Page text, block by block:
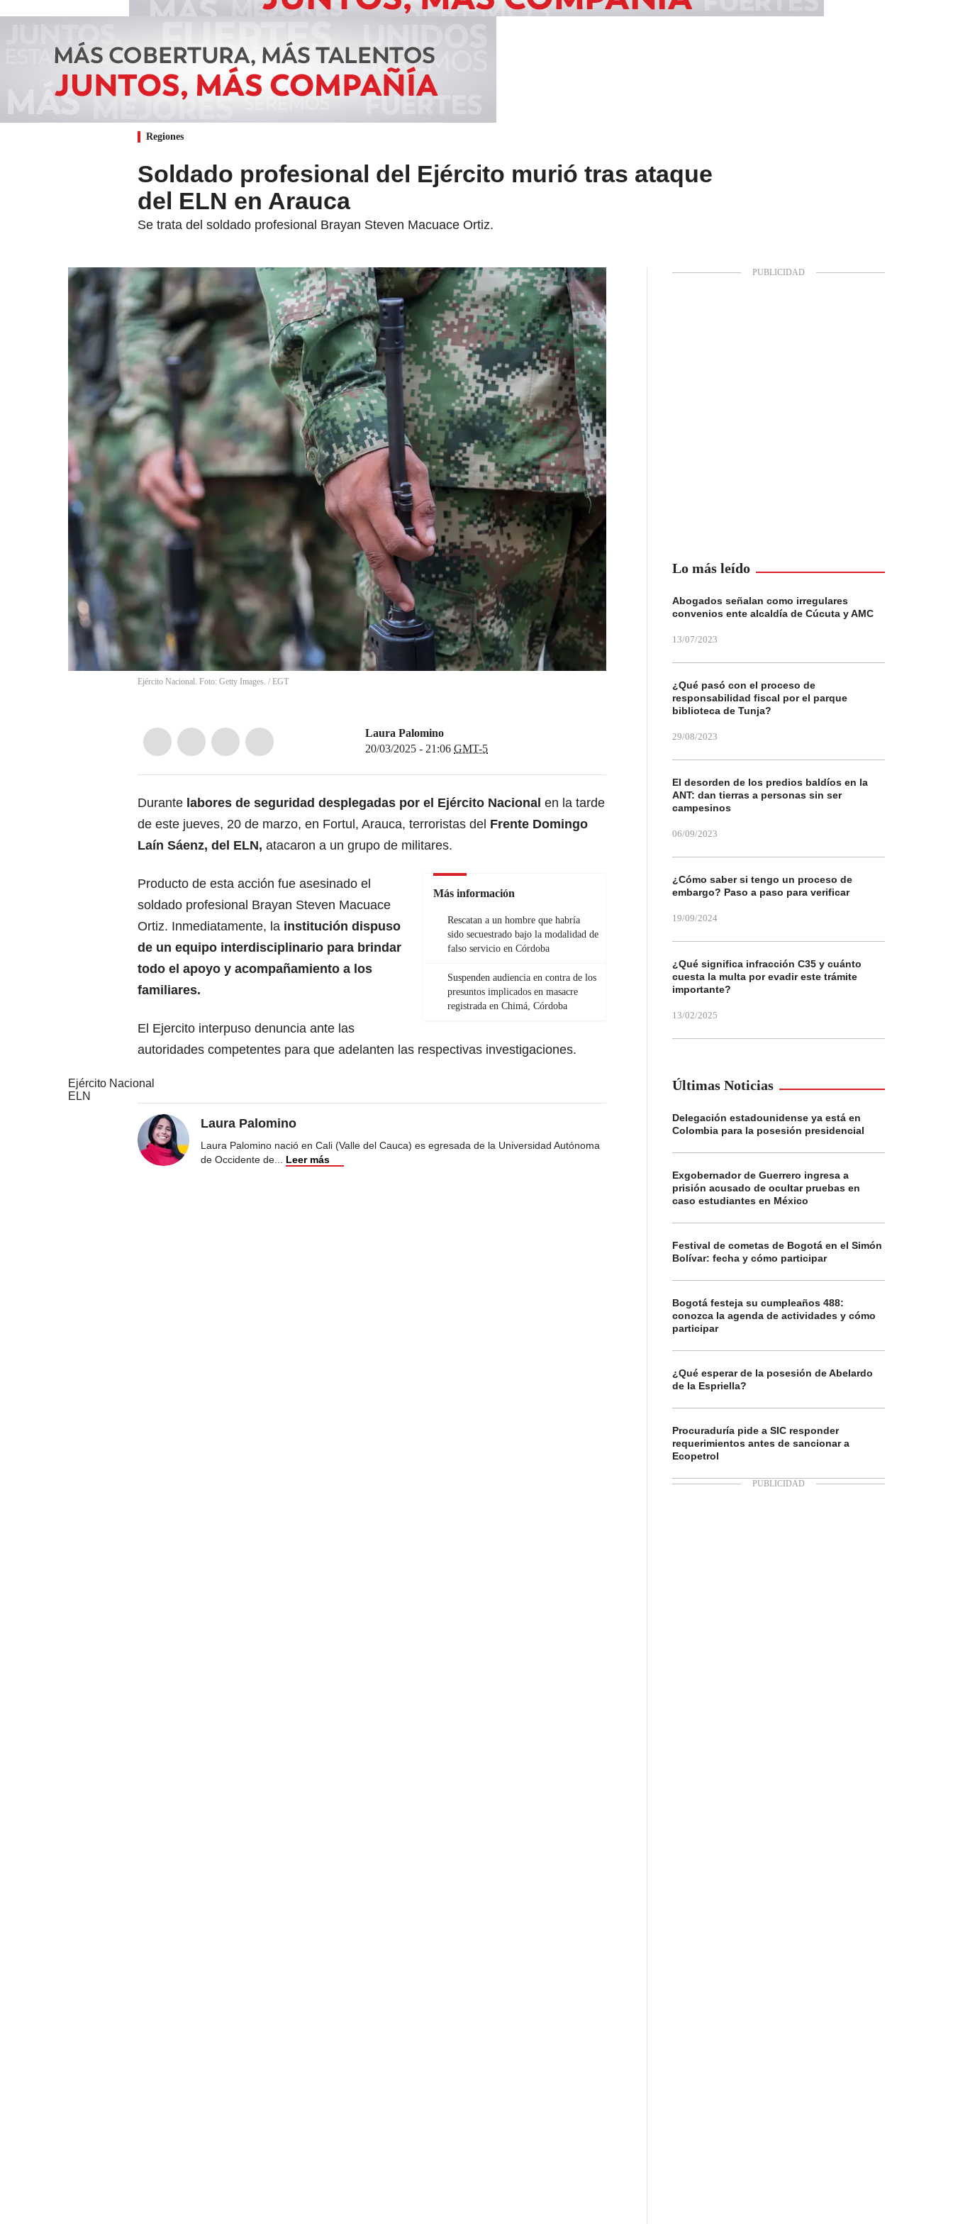
Regiones
Soldado profesional del Ejército murió tras ataque
del ELN en Arauca
Se trata del soldado profesional Brayan Steven Macuace Ortiz.
Ejército Nacional. Foto: Getty Images. / EGT
Laura Palomino
20/03/2025 - 21:06 GMT-5
Durante labores de seguridad desplegadas por el Ejército Nacional en la tarde
de este jueves, 20 de marzo, en Fortul, Arauca, terroristas del Frente Domingo
Laín Sáenz, del ELN, atacaron a un grupo de militares.
Más información
Rescatan a un hombre que habría
sido secuestrado bajo la modalidad de
falso servicio en Córdoba
Suspenden audiencia en contra de los
presuntos implicados en masacre
registrada en Chimá, Córdoba
Producto de esta acción fue asesinado el
soldado profesional Brayan Steven Macuace
Ortiz. Inmediatamente, la institución dispuso
de un equipo interdisciplinario para brindar
todo el apoyo y acompañamiento a los
familiares.
El Ejercito interpuso denuncia ante las
autoridades competentes para que adelanten las respectivas investigaciones.
Ejército Nacional
ELN
Laura Palomino
Laura Palomino nació en Cali (Valle del Cauca) es egresada de la Universidad Autónoma
de Occidente de... Leer más
Lo más leído
Abogados señalan como irregulares
convenios ente alcaldía de Cúcuta y AMC
13/07/2023
¿Qué pasó con el proceso de
responsabilidad fiscal por el parque
biblioteca de Tunja?
29/08/2023
El desorden de los predios baldíos en la
ANT: dan tierras a personas sin ser
campesinos
06/09/2023
¿Cómo saber si tengo un proceso de
embargo? Paso a paso para verificar
19/09/2024
¿Qué significa infracción C35 y cuánto
cuesta la multa por evadir este trámite
importante?
13/02/2025
Últimas Noticias
Delegación estadounidense ya está en
Colombia para la posesión presidencial
Exgobernador de Guerrero ingresa a
prisión acusado de ocultar pruebas en
caso estudiantes en México
Festival de cometas de Bogotá en el Simón
Bolívar: fecha y cómo participar
Bogotá festeja su cumpleaños 488:
conozca la agenda de actividades y cómo
participar
¿Qué esperar de la posesión de Abelardo
de la Espriella?
Procuraduría pide a SIC responder
requerimientos antes de sancionar a
Ecopetrol